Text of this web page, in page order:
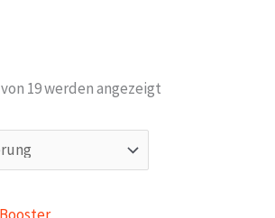
19 werden angezeigt